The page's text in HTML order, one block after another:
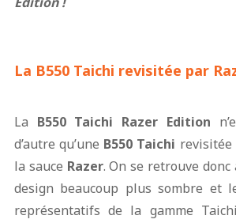
La B550 Taichi revisitée par
La B550 Taichi Razer Edition
d’autre qu’une B550 Taichi revisitée
la sauce Razer. On se retrouve donc
design beaucoup plus sombre et
représentatifs de la gamme